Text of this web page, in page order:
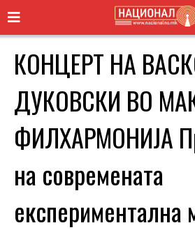
КОНЦЕРТ НА
ДУКОВСКИ ВО
ФИЛХАРМОНИЈА
на современата
експериментална